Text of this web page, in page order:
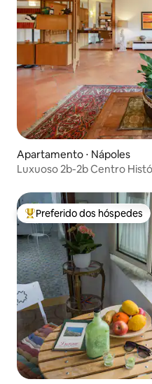
Apartamento ⋅ Nápoles
Luxuoso 2b-2b Centro
Entre os melhores
Preferido dos hóspedes